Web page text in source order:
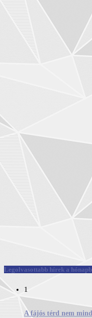
Legolvasottabb hírek a
1
A fájós térd nem